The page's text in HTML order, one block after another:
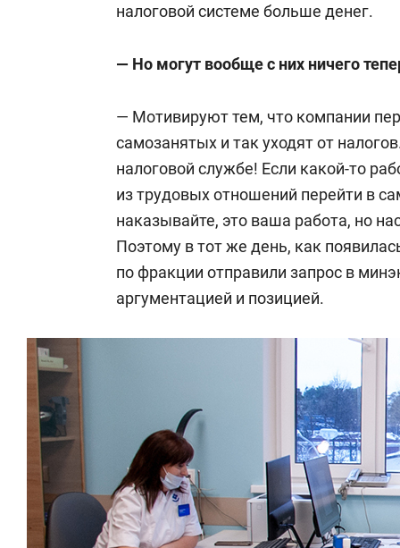
налоговой системе больше денег.
— Но могут вообще с них ничего
— Мотивируют тем, что компании
самозанятых и так уходят от
налоговой службе! Если какой-то
из трудовых отношений перейти в
наказывайте, это ваша работа, но
Поэтому в тот же день, как
по фракции отправили запрос в
аргументацией и позицией.